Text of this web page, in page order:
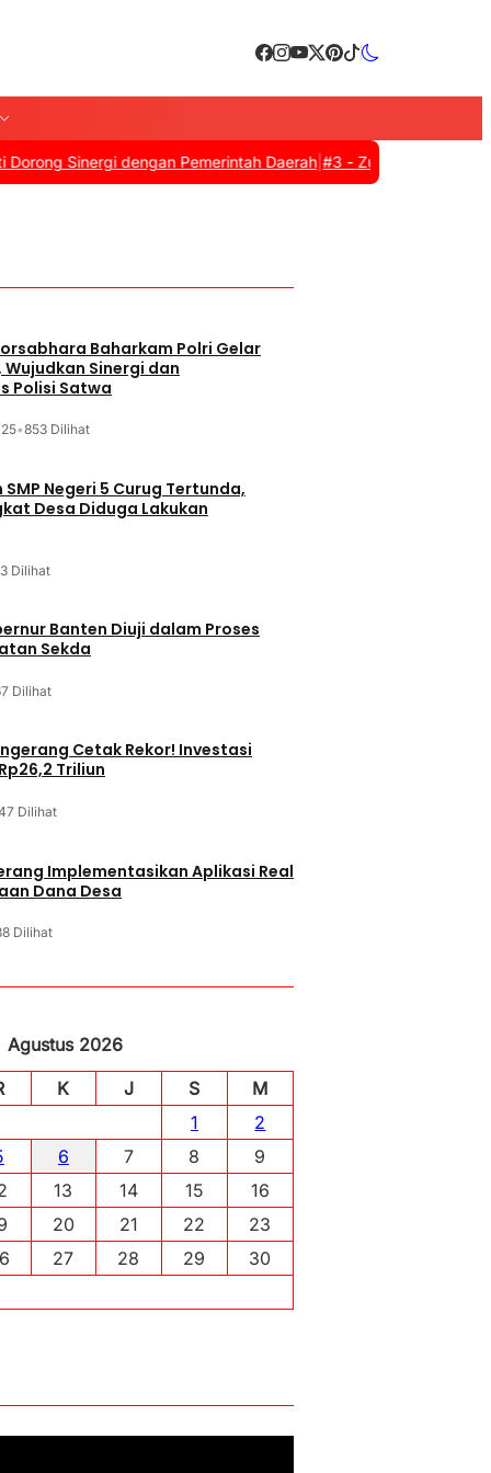
Sinergi dengan Pemerintah Daerah |#3 -Zulkifli Hasan Resmi
Baharkam Polri Gelar
Wujudkan Sinergi dan
Polisi Satwa
•853 Dilihat
Negeri 5 Curug Tertunda,
Desa Diduga Lakukan
Dilihat
Banten Diuji dalam Proses
Sekda
Dilihat
Cetak Rekor! Investasi
Triliun
Dilihat
Implementasikan Aplikasi Real
Dana Desa
Dilihat
Agustus 2026
K J S
M
1
2
6 7 8
9
13 14 15
16
20 21 22
23
27 28 29
30